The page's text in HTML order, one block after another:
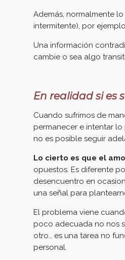
Además, normalmente
intermitente), por
Una información
cambie o sea algo
En realidad si es
Cuando sufrimos de
permanecer e intentar
no es posible seguir
Lo cierto es que el
opuestos. Es diferente
desencuentro en
una señal para
El problema viene
poco adecuada no nos
otro… es una tarea no
personal.